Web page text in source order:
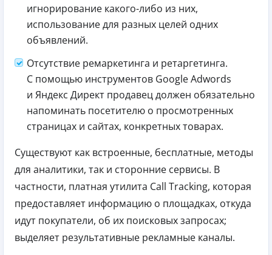
игнорирование какого-либо из них,
использование для разных целей одних
объявлений.
Отсутствие ремаркетинга и ретаргетинга.
С помощью инструментов Google Adwords
и Яндекс Директ продавец должен обязательно
напоминать посетителю о просмотренных
страницах и сайтах, конкретных товарах.
Существуют как встроенные, бесплатные, методы
для аналитики, так и сторонние сервисы. В
частности, платная утилита Call Tracking, которая
предоставляет информацию о площадках, откуда
идут покупатели, об их поисковых запросах;
выделяет результативные рекламные каналы.